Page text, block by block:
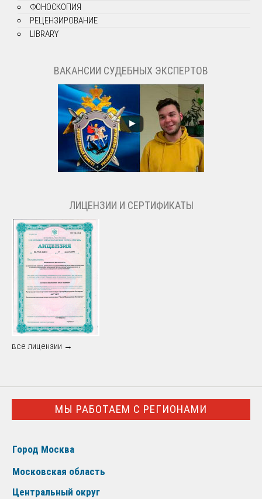
ФОНОСКОПИЯ
РЕЦЕНЗИРОВАНИЕ
LIBRARY
ВАКАНСИИ СУДЕБНЫХ ЭКСПЕРТОВ
ЛИЦЕНЗИИ И СЕРТИФИКАТЫ
все лицензии →
МЫ РАБОТАЕМ С РЕГИОНАМИ
Город Москва
Московская область
Центральный округ